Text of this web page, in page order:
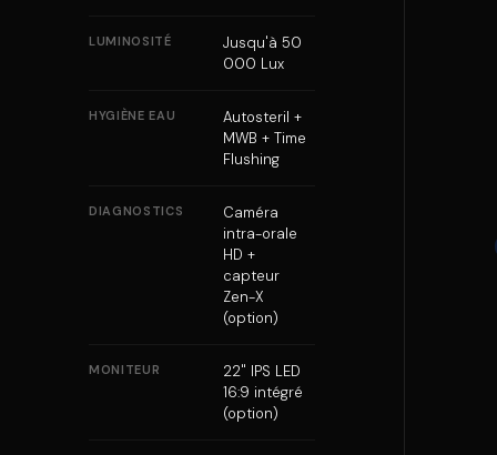
LUMINOSITÉ
Jusqu'à 50
000 Lux
HYGIÈNE EAU
Autosteril +
MWB + Time
Flushing
DIAGNOSTICS
Caméra
intra-orale
HD +
capteur
Zen-X
(option)
MONITEUR
22" IPS LED
16:9 intégré
(option)